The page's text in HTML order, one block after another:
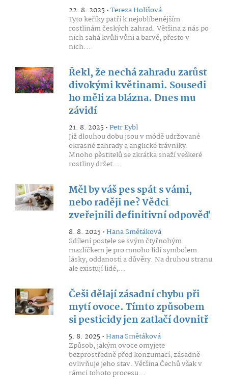
22. 8. 2025 •Tereza Holišová
Tyto keříky patří k nejoblíbenějším
rostlinám českých zahrad. Většina z nás po
nich sahá kvůli vůni a barvě, přesto v
nich...
Řekl, že nechá zahradu zarůst
divokými květinami. Sousedi
ho měli za blázna. Dnes mu
závidí
21. 8. 2025 •Petr Eybl
Již dlouhou dobu jsou v módě udržované
okrasné zahrady a anglické trávníky.
Mnoho pěstitelů se zkrátka snaží veškeré
rostliny držet...
Měl by váš pes spát s vámi,
nebo raději ne? Vědci
zveřejnili definitivní odpověď
8. 8. 2025 •Hana Smětáková
Sdílení postele se svým čtyřnohým
mazlíčkem je pro mnoho lidí symbolem
lásky, oddanosti a důvěry. Na druhou stranu
ale existují lidé,...
Češi dělají zásadní chybu při
mytí ovoce. Tímto způsobem
si pesticidy jen zatlačí dovnitř
5. 8. 2025 •Hana Smětáková
Způsob, jakým ovoce omyjete
bezprostředně před konzumací, zásadně
ovlivňuje jeho stav. Většina Čechů však v
rámci tohoto procesu...